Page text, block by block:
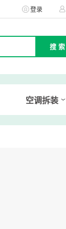
登录
空调拆装